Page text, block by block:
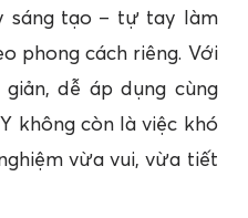
tạo – tự tay làm
phong cách riêng. Với
dễ áp dụng cùng
không còn là việc khó
vừa vui, vừa tiết